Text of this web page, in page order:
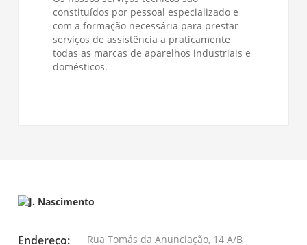
constituídos por pessoal especializado e
com a formação necessária para prestar
serviços de assistência a praticamente
todas as marcas de aparelhos industriais e
domésticos.
Endereço:
Rua Tomás da Anunciação, 14 A/B